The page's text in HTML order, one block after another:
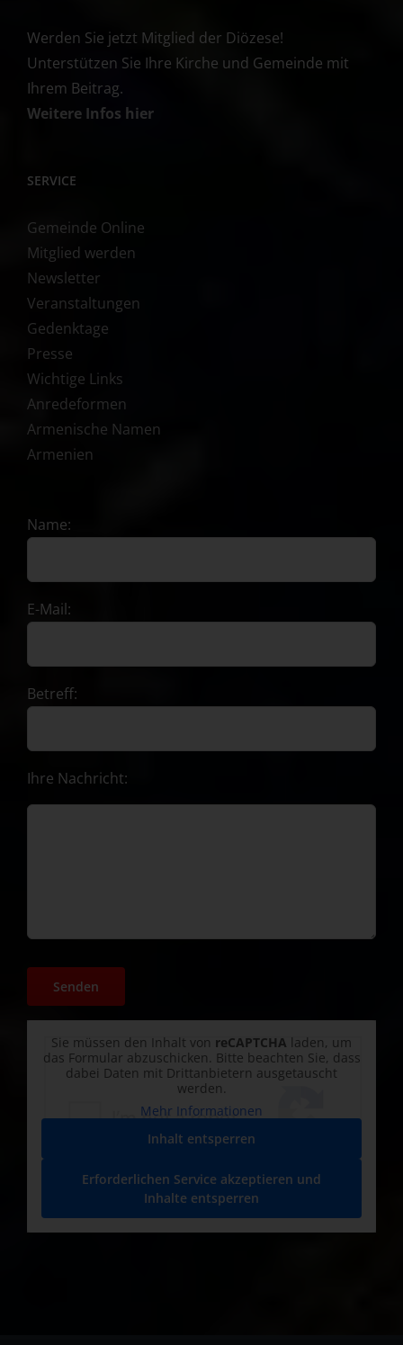
Werden Sie jetzt Mitglied der Diözese!
Unterstützen Sie Ihre Kirche und Gemeinde mit
Ihrem Beitrag.
Weitere Infos hier
SERVICE
Gemeinde Online
Mitglied werden
Newsletter
Veranstaltungen
Gedenktage
Presse
Wichtige Links
Anredeformen
Armenische Namen
Armenien
Name:
E-Mail:
Betreff:
Ihre Nachricht:
Sie müssen den Inhalt von reCAPTCHA laden, um
das Formular abzuschicken. Bitte beachten Sie, dass
dabei Daten mit Drittanbietern ausgetauscht
werden.
Mehr Informationen
Inhalt entsperren
Erforderlichen Service akzeptieren und
Inhalte entsperren